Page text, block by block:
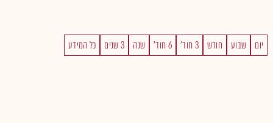
יום שבוע חודש 3 חוד' 6 חוד' שנה 3 שנים כל המידע